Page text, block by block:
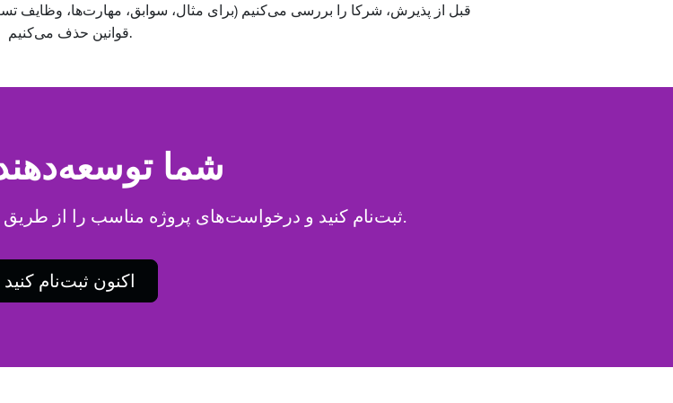
قبل از پذیرش، شرکا را بررسی می‌کنیم (برای مثال، سوابق، مهارت‌ها، وظایف
قوانین حذف می‌کنیم.
شما
در bluetronix ثبت‌نام کنید و درخواست‌های پروژه مناسب را از طریق پلتفرم ما دریافت کنید.
اکنون ثبت‌نام کنید